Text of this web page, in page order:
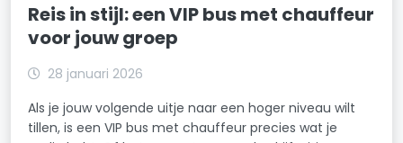
Reis in stijl: een VIP bus met chauffeur
voor jouw groep
28 januari 2026
Als je jouw volgende uitje naar een hoger niveau wilt
tillen, is een VIP bus met chauffeur precies wat je